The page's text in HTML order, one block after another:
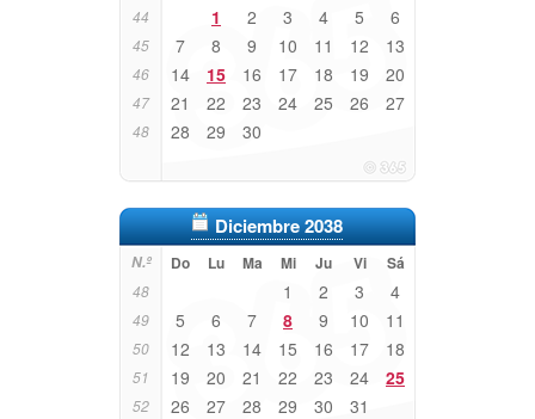
44 1 2 3 4 5 6
45 7 8 9 10 11 12 13
46 14 15 16 17 18 19 20
47 21 22 23 24 25 26 27
48 28 29 30
Diciembre 2038
N.º Do Lu Ma Mi Ju Vi Sá
48 1 2 3 4
49 5 6 7 8 9 10 11
50 12 13 14 15 16 17 18
51 19 20 21 22 23 24 25
52 26 27 28 29 30 31